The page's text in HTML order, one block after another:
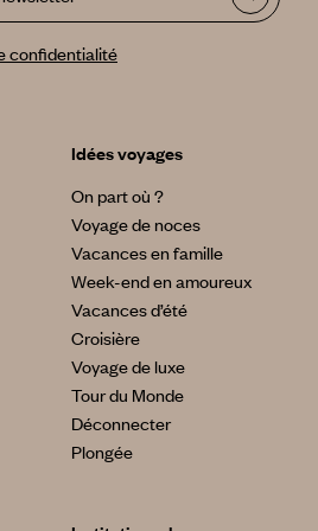
confidentialité
Idées voyages
On part où ?
Voyage de noces
Vacances en famille
Week-end en amoureux
Vacances d’été
Croisière
Voyage de luxe
Tour du Monde
Déconnecter
Plongée